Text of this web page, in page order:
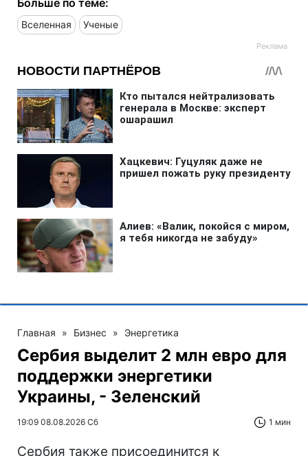
Больше по теме:
Вселенная Ученые
Главная » Бизнес » Энергетика
Сербия выделит 2 млн евро для
поддержки энергетики
Украины, - Зеленский
19:09 08.08.2026 Сб 1 мин
Сербия также присоединится к